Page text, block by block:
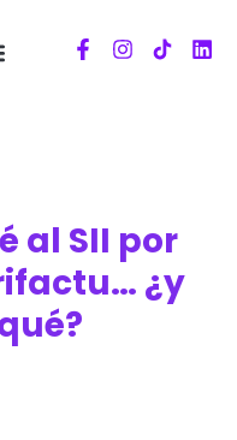
al SII por
¿y